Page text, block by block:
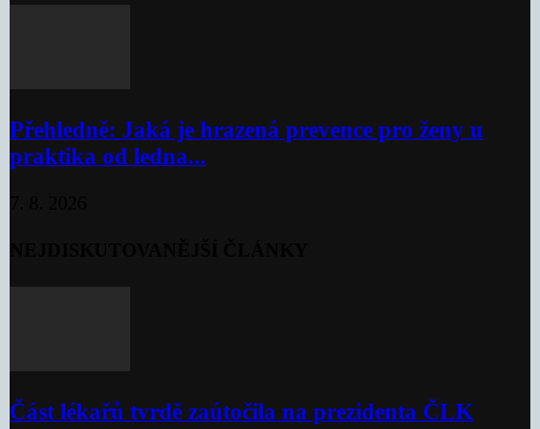
Přehledně: Jaká je hrazená prevence pro ženy u
praktika od ledna...
Část lékařů tvrdě zaútočila na prezidenta ČLK